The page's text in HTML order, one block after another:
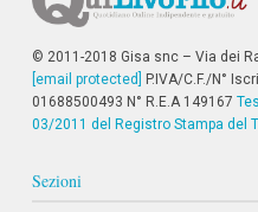
© 2011-2018 Gisa snc – Via dei
[email protected]
P.IVA/C.F./N°
01688500493 N° R.E.A 149167
03/2011 del Registro Stampa del
Sezioni